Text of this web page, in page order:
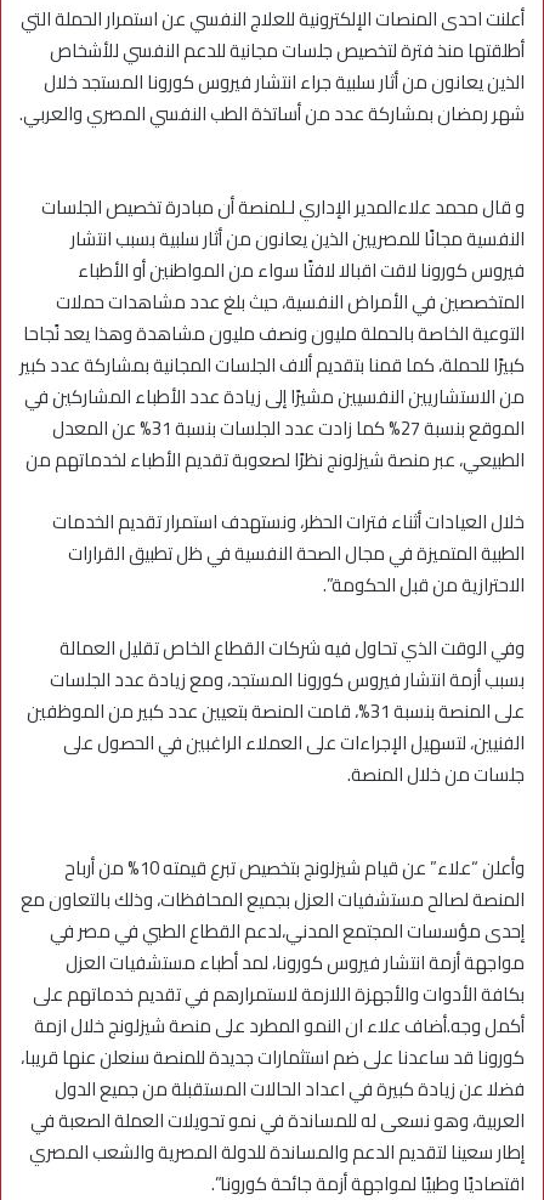
أعلنت احدى المنصات الإلكترونية للعلاج النفسي عن استمرار الحملة التي
أطلقتها منذ فترة لتخصيص جلسات مجانية للدعم النفسي للأشخاص
الذين يعانون من أثار سلبية جراء انتشار فيروس كورونا المستجد خلال
شهر رمضان بمشاركة عدد من أساتذة الطب النفسي المصري والعربي.
و قال محمد علاءالمدير الإداري لـلمنصة أن مبادرة تخصيص الجلسات
النفسية مجانًا للمصريين الذين يعانون من أثار سلبية بسبب انتشار
فيروس كورونا لاقت اقبالا لافتًا سواء من المواطنين أو الأطباء
المتخصصين في الأمراض النفسية، حيث بلغ عدد مشاهدات حملات
التوعية الخاصة بالحملة مليون ونصف مليون مشاهدة وهذا يعد نًجاحا
كبيرًا للحملة، كما قمنا بتقديم ألاف الجلسات المجانية بمشاركة عدد كبير
من الاستشاريين النفسيين مشيرًا إلى زيادة عدد الأطباء المشاركين في
الموقع بنسبة 27% كما زادت عدد الجلسات بنسبة 31% عن المعدل
الطبيعي، عبر منصة شيزلونج نظرًا لصعوبة تقديم الأطباء لخدماتهم من
خلال العيادات أثناء فترات الحظر، ونستهدف استمرار تقديم الخدمات
الطبية المتميزة في مجال الصحة النفسية في ظل تطبيق القرارات
الاحترازية من قبل الحكومة”.
وفي الوقت الذي تحاول فيه شركات القطاع الخاص تقليل العمالة
بسبب أزمة انتشار فيروس كورونا المستجد، ومع زيادة عدد الجلسات
على المنصة بنسبة 31%، قامت المنصة بتعيين عدد كبير من الموظفين
الفنيين، لتسهيل الإجراءات على العملاء الراغبين في الحصول على
جلسات من خلال المنصة.
وأعلن “علاء” عن قيام شيزلونج بتخصيص تبرع قيمته 10% من أرباح
المنصة لصالح مستشفيات العزل بجميع المحافظات، وذلك بالتعاون مع
إحدى مؤسسات المجتمع المدني،لدعم القطاع الطبي في مصر في
مواجهة أزمة انتشار فيروس كورونا، لمد أطباء مستشفيات العزل
بكافة الأدوات والأجهزة اللازمة لاستمرارهم في تقديم خدماتهم على
أكمل وجه.أضاف علاء ان النمو المطرد على منصة شيزلونج خلال ازمة
كورونا قد ساعدنا على ضم استثمارات جديدة للمنصة سنعلن عنها قريبا،
فضلا عن زيادة كبيرة في اعداد الحالات المستقبلة من جميع الدول
العربية، وهو نسعى له للمساندة في نمو تحويلات العملة الصعبة في
إطار سعينا لتقديم الدعم والمساندة للدولة المصرية والشعب المصري
اقتصاديًا وطبيًا لمواجهة أزمة جائحة كورونا”.